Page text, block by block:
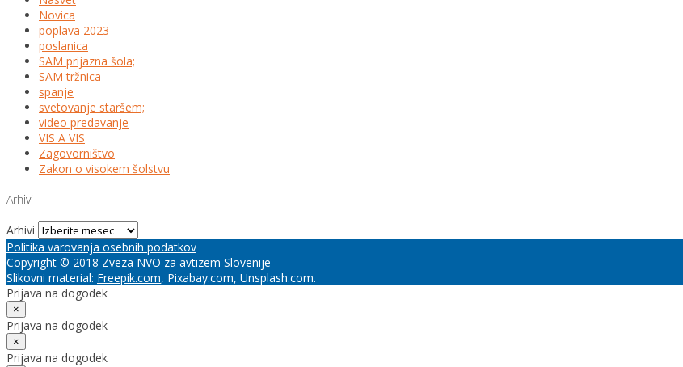
Novica
poplava 2023
poslanica
SAM prijazna šola;
SAM tržnica
spanje
svetovanje staršem;
video predavanje
VIS A VIS
Zagovorništvo
Zakon o visokem šolstvu
Arhivi
Arhivi
Politika varovanja osebnih podatkov
Copyright © 2018 Zveza NVO za avtizem Slovenije
Slikovni material: Freepik.com, Pixabay.com, Unsplash.com.
Prijava na dogodek
×
Prijava na dogodek
×
Prijava na dogodek